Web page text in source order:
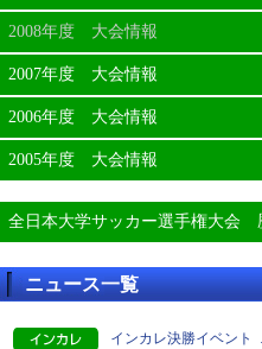
2008年度 大会情報
2007年度 大会情報
2006年度 大会情報
2005年度 大会情報
全日本大学サッカー選手権大会
ニュース一覧
インカレ決勝イベン